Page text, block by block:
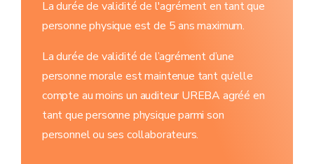
La durée de validité de l'agrément en tant que
personne physique est de 5 ans maximum.
La durée de validité de l’agrément d’une
personne morale est maintenue tant qu’elle
compte au moins un auditeur UREBA agréé en
tant que personne physique parmi son
personnel ou ses collaborateurs.